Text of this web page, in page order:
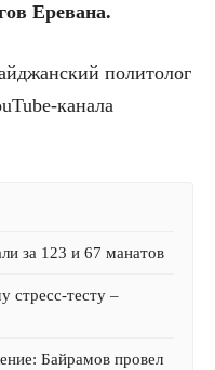
Еревана.
политолог
канала
за 123 и 67 манатов
стресс-тесту –
Байрамов провел